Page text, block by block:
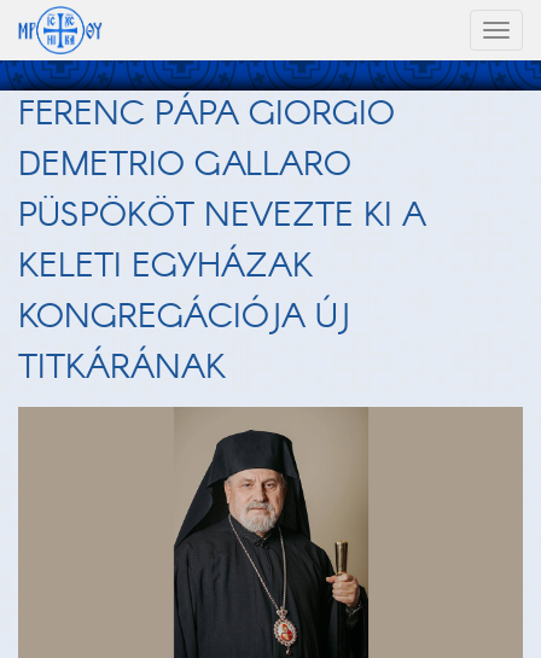
FERENC PÁPA GIORGIO
DEMETRIO GALLARO
PÜSPÖKÖT NEVEZTE KI A
KELETI EGYHÁZAK
KONGREGÁCIÓJA ÚJ
TITKÁRÁNAK